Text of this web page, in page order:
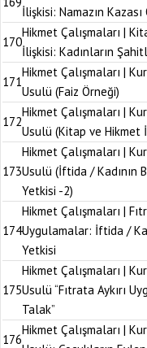
İlişkisi: Namazın
170
Hikmet Çalışmaları |
İlişkisi: Kadınların
171
Hikmet Çalışmaları |
Usulü (Faiz Örneği)
172
Hikmet Çalışmaları |
Usulü (Kitap ve Hikmet
173
Hikmet Çalışmaları |
Usulü (İftida / Kadının
Yetkisi -2)
174
Hikmet Çalışmaları |
Uygulamalar: İftida /
Yetkisi
175
Hikmet Çalışmaları |
Usulü “Fıtrata Aykırı
Talak”
176
Hikmet Çalışmaları |